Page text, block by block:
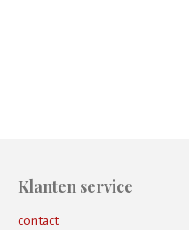
Klanten service
contact